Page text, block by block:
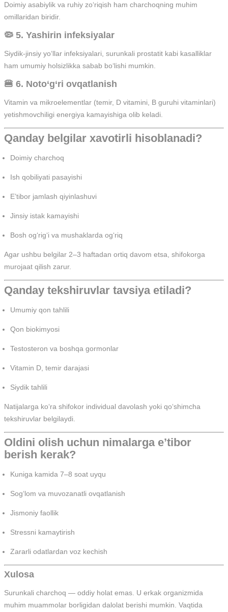
Doimiy asabiylik va ruhiy zo‘riqish ham charchoqning muhim
omillaridan biridir.
🦠 5. Yashirin infeksiyalar
Siydik-jinsiy yo‘llar infeksiyalari, surunkali prostatit kabi kasalliklar
ham umumiy holsizlikka sabab bo‘lishi mumkin.
🍔 6. Noto‘g‘ri ovqatlanish
Vitamin va mikroelementlar (temir, D vitamini, B guruhi vitaminlari)
yetishmovchiligi energiya kamayishiga olib keladi.
Qanday belgilar xavotirli hisoblanadi?
Doimiy charchoq
Ish qobiliyati pasayishi
E’tibor jamlash qiyinlashuvi
Jinsiy istak kamayishi
Bosh og‘rig‘i va mushaklarda og‘riq
Agar ushbu belgilar 2–3 haftadan ortiq davom etsa, shifokorga
murojaat qilish zarur.
Qanday tekshiruvlar tavsiya etiladi?
Umumiy qon tahlili
Qon biokimyosi
Testosteron va boshqa gormonlar
Vitamin D, temir darajasi
Siydik tahlili
Natijalarga ko‘ra shifokor individual davolash yoki qo‘shimcha
tekshiruvlar belgilaydi.
Oldini olish uchun nimalarga e’tibor
berish kerak?
Kuniga kamida 7–8 soat uyqu
Sog‘lom va muvozanatli ovqatlanish
Jismoniy faollik
Stressni kamaytirish
Zararli odatlardan voz kechish
Xulosa
Surunkali charchoq — oddiy holat emas. U erkak organizmida
muhim muammolar borligidan dalolat berishi mumkin. Vaqtida